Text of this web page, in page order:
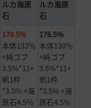
ルカ海原
石
ルカ海原
石
179.5%
本体133％
+純ゴブ
3.5%*11+
帆1枠
*3.5% +海
原石4.5％
176.5%
本体130％
+純ゴブ
3.5%*11+
帆1枠
*3.5% +海
原石4.5％